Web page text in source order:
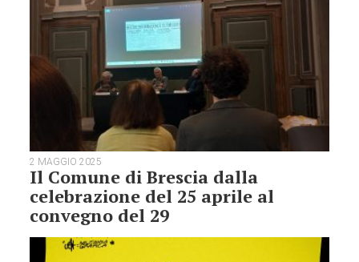
2 MAGGIO 2025
Il Comune di Brescia dalla
celebrazione del 25 aprile al
convegno del 29